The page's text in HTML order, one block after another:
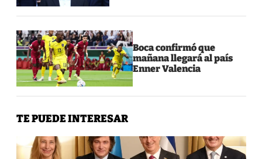
Boca confirmó que
mañana llegará al país
Enner Valencia
TE PUEDE INTERESAR